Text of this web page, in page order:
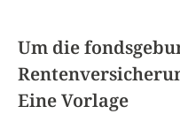
Um die
Eine Vorlage